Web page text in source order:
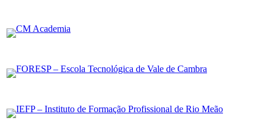
CM Academia
FORESP – Escola Tecnológica de Vale de Cambra
IEFP – Instituto de Formação Profissional de Rio Meão